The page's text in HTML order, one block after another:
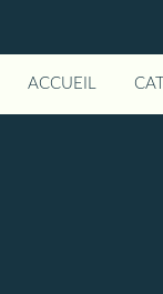
ACCUEIL